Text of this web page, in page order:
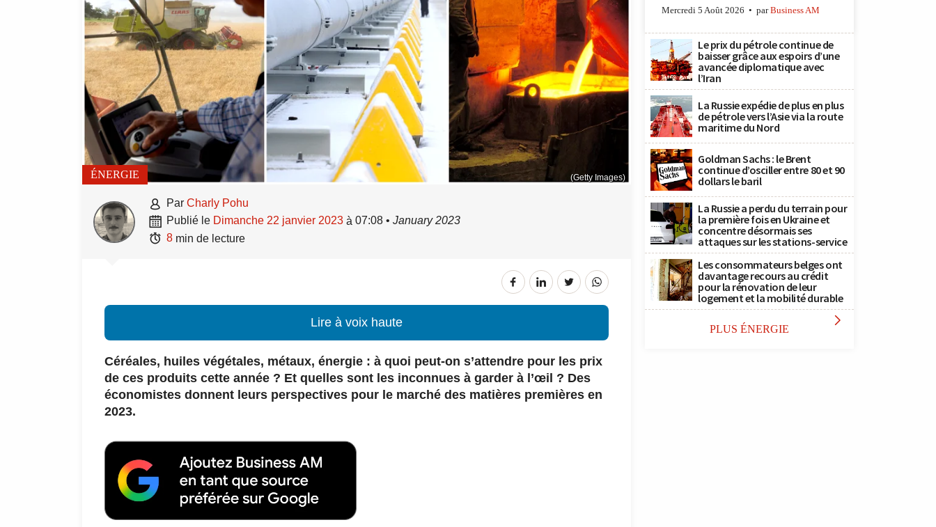
(Getty Images)
ÉNERGIE
 par Charly Pohu
 publié le dimanche 22 janvier 2023 à 07:08 • January 2023
 8 min de lecture
Lire à voix haute
Céréales, huiles végétales, métaux, énergie : à quoi peut-on s’attendre pour les prix
de ces produits cette année ? Et quelles sont les inconnues à garder à l’œil ? Des
économistes donnent leurs perspectives pour le marché des matières premières en
2023.
Mercredi 5 Août 2026 parBusiness AM
Le prix du pétrole continue de
baisser grâce aux espoirs d’une
avancée diplomatique avec
l’Iran
La Russie expédie de plus en plus
de pétrole vers l’Asie via la route
maritime du Nord
Goldman Sachs : le Brent
continue d’osciller entre 80 et 90
dollars le baril
La Russie a perdu du terrain pour
la première fois en Ukraine et
concentre désormais ses
attaques sur les stations-service
Les consommateurs belges ont
davantage recours au crédit
pour la rénovation de leur
logement et la mobilité durable
PLUS ÉNERGIE 